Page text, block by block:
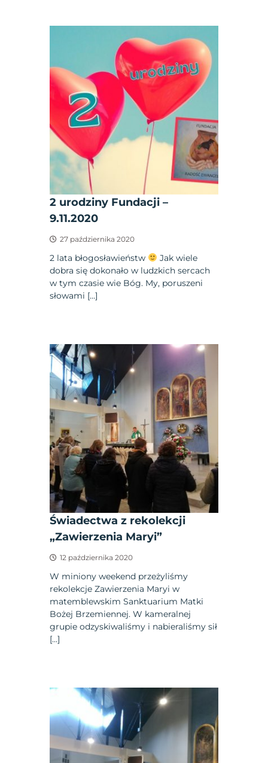
2 urodziny Fundacji –
9.11.2020
27 października 2020
2 lata błogosławieństw
Jak wiele
dobra się dokonało w ludzkich sercach
w tym czasie wie Bóg. My, poruszeni
słowami […]
Świadectwa z rekolekcji
„Zawierzenia Maryi”
12 października 2020
W miniony weekend przeżyliśmy
rekolekcje Zawierzenia Maryi w
matemblewskim Sanktuarium Matki
Bożej Brzemiennej. W kameralnej
grupie odzyskiwaliśmy i nabieraliśmy sił
[…]